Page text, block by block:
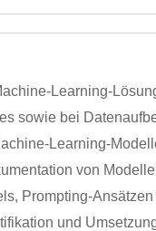
Learning-
sowie bei
Learning-
von
Prompting-
und